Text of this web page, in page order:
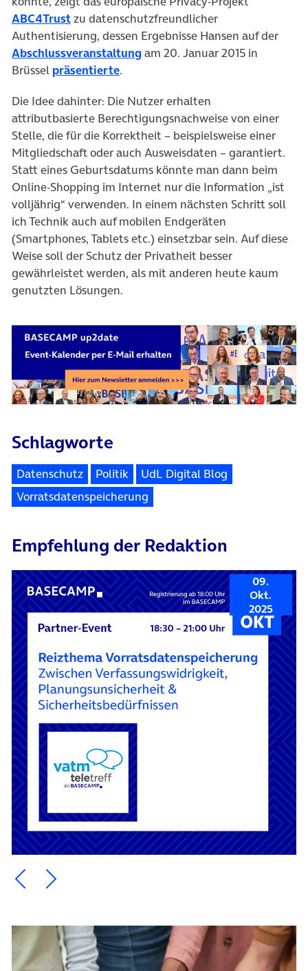
ABC4Trustzu datenschutzfreundlicher
Authentisierung, dessen Ergebnisse Hansen auf der
Abschlussveranstaltungam 20. Januar 2015 in
Brüssel präsentierte.
Die Idee dahinter: Die Nutzer erhalten
attributbasierte Berechtigungsnachweise von einer
Stelle, die für die Korrektheit – beispielsweise einer
Mitgliedschaft oder auch Ausweisdaten – garantiert.
Statt eines Geburtsdatums könnte man dann beim
Online-Shopping im Internet nur die Information „ist
volljährig“ verwenden. In einem nächsten Schritt soll
ich Technik auch auf mobilen Endgeräten
(Smartphones, Tablets etc.) einsetzbar sein. Auf diese
Weise soll der Schutz der Privatheit besser
gewährleistet werden, als mit anderen heute kaum
genutzten Lösungen.
Schlagworte
Datenschutz Politik
UdL Digital Blog
Vorratsdatenspeicherung
Empfehlung der Redaktion
09.
Okt.
2025
Ein Element zurück blättern
Ein Element weiter blättern